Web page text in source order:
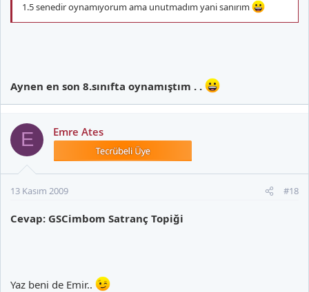
1.5 senedir oynamıyorum ama unutmadım yani sanırım
Aynen en son 8.sınıfta oynamıştım . .
E Emre Ates
13 Kasım 2009 #18
Cevap: GSCimbom Satranç Topiği
Yaz beni de Emir..